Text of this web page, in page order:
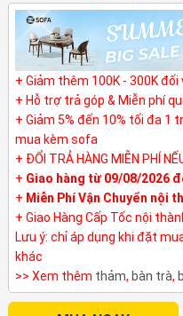
+ Giảm thêm 100K - 300K
+ Hỗ trợ trả góp & Miễn phí
+ Giảm 5% đến 10% tối đa 1
mua kèm sofa
+ ĐỔI TRẢ HÀNG MIỄN PHÍ
+ Giao hàng từ 09/08/2026
+ Miễn Phí Vận Chuyển nội
+ Giao Hàng Cấp Tốc nội
Lưu ý: chỉ áp dụng khi đặt
khác
>> Xem thêm thảm, bàn trà,